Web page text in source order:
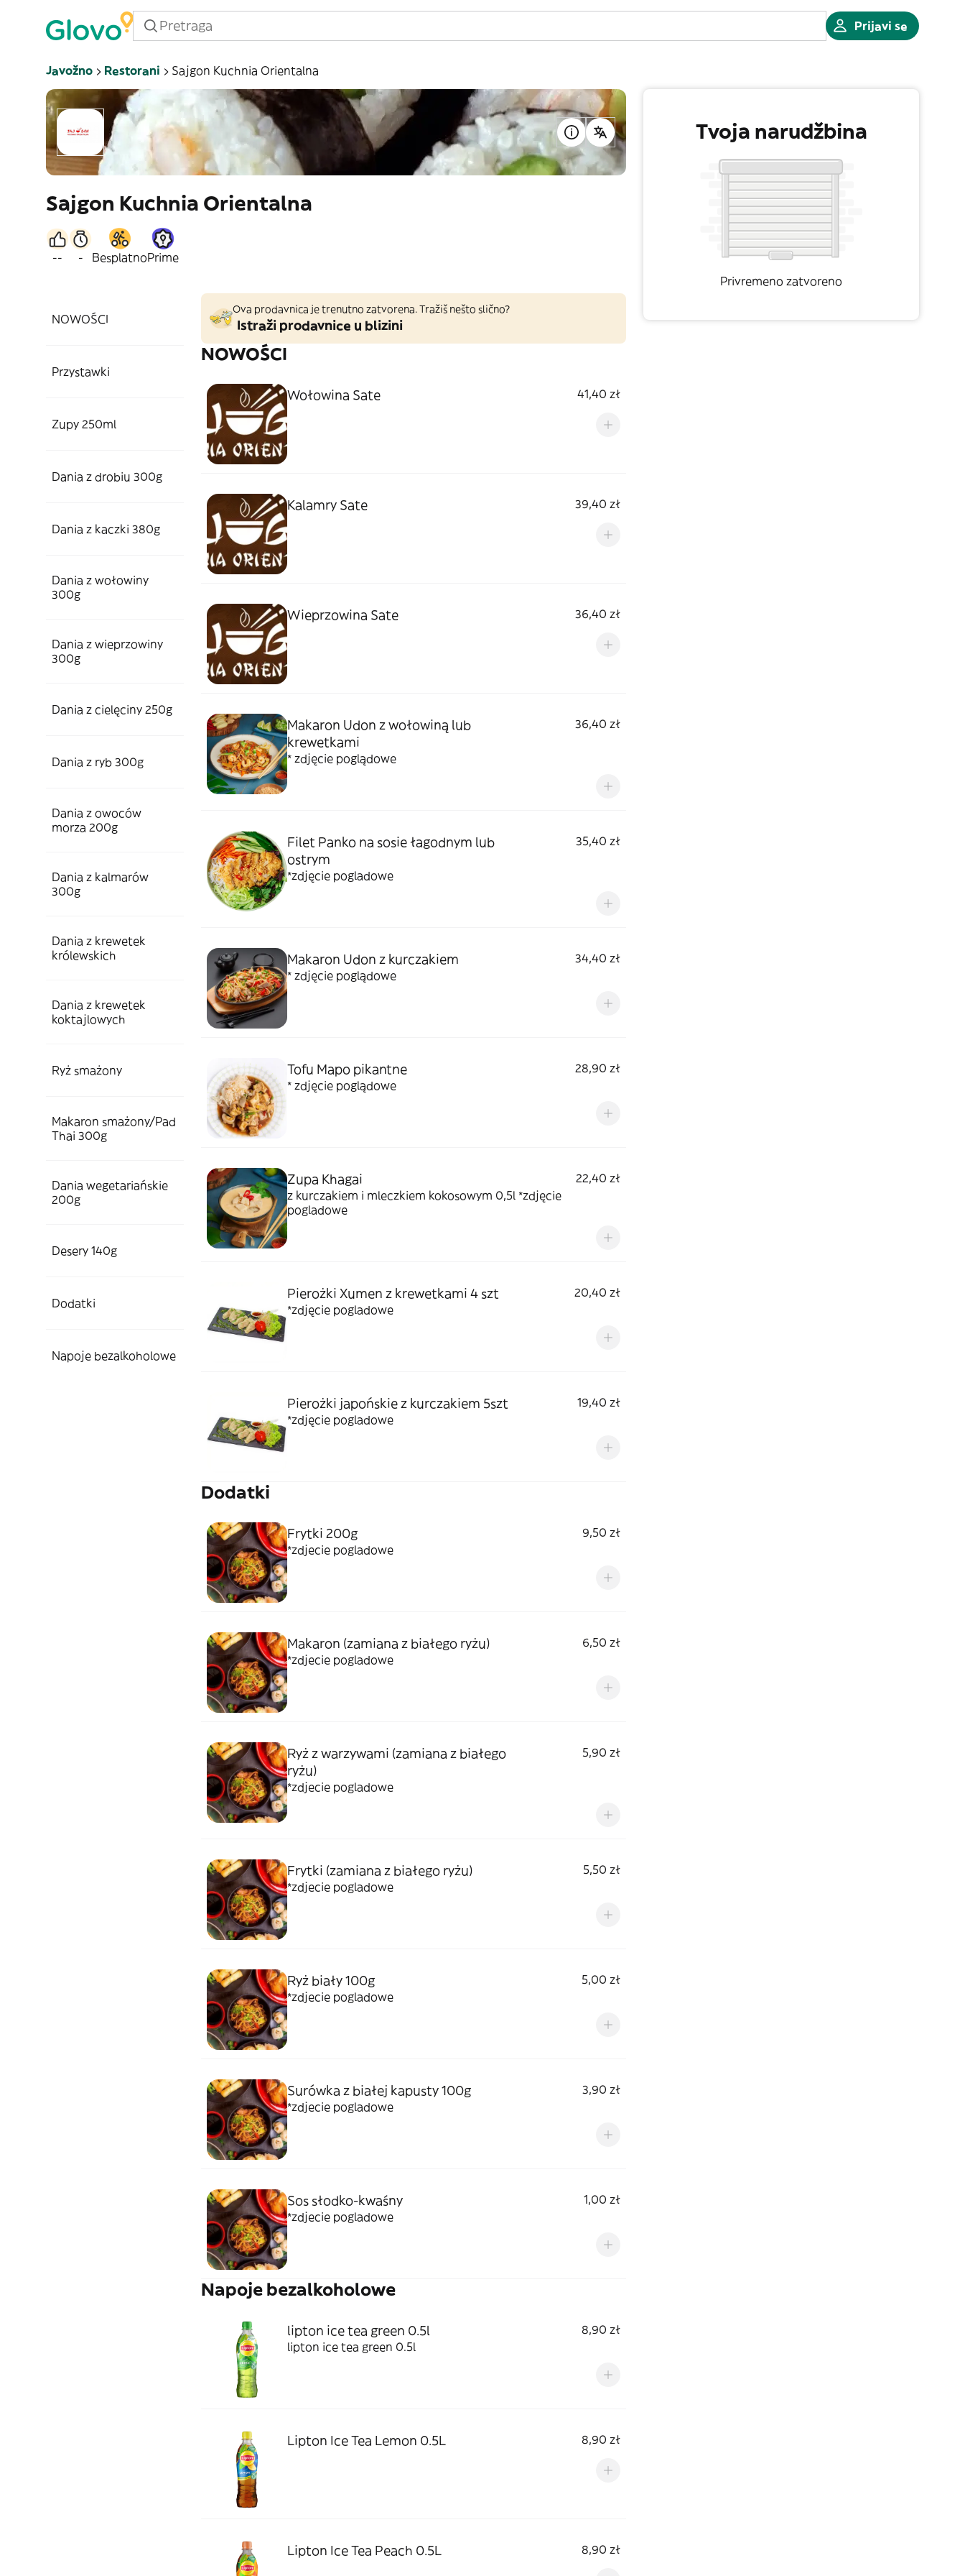
Prijavi se
Javožno Restorani Sajgon Kuchnia Orientalna
Sajgon Kuchnia Orientalna
-- - BesplatnoPrime
NOWOŚCI
Przystawki
Zupy 250ml
Dania z drobiu 300g
Dania z kaczki 380g
Dania z wołowiny
300g
Dania z wieprzowiny
300g
Dania z cielęciny 250g
Dania z ryb 300g
Dania z owoców
morza 200g
Dania z kalmarów
300g
Dania z krewetek
królewskich
Dania z krewetek
koktajlowych
Ryż smażony
Makaron smażony/Pad
Thai 300g
Dania wegetariańskie
200g
Desery 140g
Dodatki
Napoje bezalkoholowe
Ova prodavnica je trenutno zatvorena. Tražiš nešto slično?
Istraži prodavnice u blizini
NOWOŚCI
Wołowina Sate 41,40 zł
Kalamry Sate 39,40 zł
Wieprzowina Sate 36,40 zł
Makaron Udon z wołowiną lub
krewetkami
36,40 zł
* zdjęcie poglądowe
Filet Panko na sosie łagodnym lub
ostrym
35,40 zł
*zdjęcie pogladowe
Makaron Udon z kurczakiem
34,40 zł
* zdjęcie poglądowe
Tofu Mapo pikantne
28,90 zł
* zdjęcie poglądowe
Zupa Khagai
22,40 zł
z kurczakiem i mleczkiem kokosowym 0,5l *zdjęcie
pogladowe
Pierożki Xumen z krewetkami 4 szt
20,40 zł
*zdjęcie pogladowe
Pierożki japońskie z kurczakiem 5szt
19,40 zł
*zdjęcie pogladowe
Dodatki
Frytki 200g
9,50 zł
*zdjecie pogladowe
Makaron (zamiana z białego ryżu)
6,50 zł
*zdjecie pogladowe
Ryż z warzywami (zamiana z białego
ryżu)
5,90 zł
*zdjecie pogladowe
Frytki (zamiana z białego ryżu)
5,50 zł
*zdjecie pogladowe
Ryż biały 100g
5,00 zł
*zdjecie pogladowe
Surówka z białej kapusty 100g
3,90 zł
*zdjecie pogladowe
Sos słodko-kwaśny
1,00 zł
*zdjecie pogladowe
Napoje bezalkoholowe
lipton ice tea green 0.5l
8,90 zł
lipton ice tea green 0.5l
Lipton Ice Tea Lemon 0.5L 8,90 zł
Lipton Ice Tea Peach 0.5L 8,90 zł
Tvoja narudžbina
Privremeno zatvoreno